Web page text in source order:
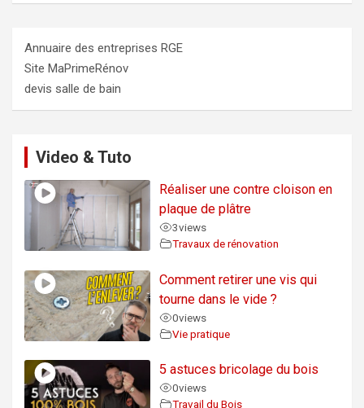
Annuaire des entreprises RGE
Site MaPrimeRénov
devis salle de bain
Video & Tuto
Réaliser une contre cloison en
plaque de plâtre
3views
Travaux de rénovation
Comment retirer une vis qui
tourne dans le vide ?
0views
Vie pratique
5 astuces bricolage du bois
0views
Travail du Bois